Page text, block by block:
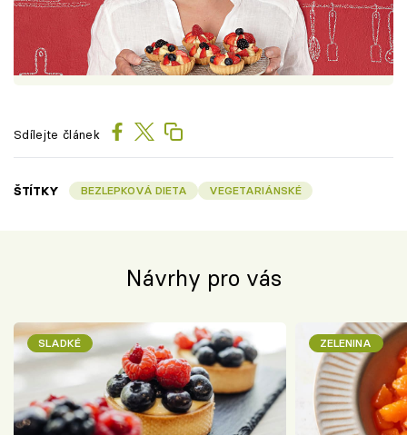
Sdílejte článek
ŠTÍTKY BEZLEPKOVÁ DIETA VEGETARIÁNSKÉ
Návrhy pro vás
SLADKÉ ZELENINA